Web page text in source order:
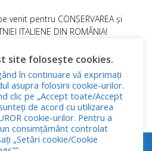
pentru CONSERVAREA și
ITALIENE DIN ROMÂNIA!
Politica privind fișierele cookies
Personal
site folosește cookies.
în continuare vă exprimați
asupra folosirii cookie-urilor.
clic pe „Accept toate/Accept
sunteți de acord cu utilizarea
cookie-urilor. Pentru a
consimțământ controlat
„Setări cookie/Cookie